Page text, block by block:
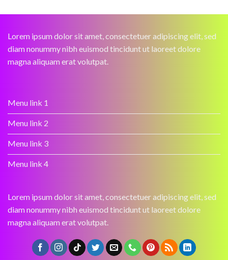
Lorem ipsum dolor sit amet, consectetuer adipiscing elit, sed
diam nonummy nibh euismod tincidunt ut laoreet dolore
magna aliquam erat volutpat.
Menu link 1
Menu link 2
Menu link 3
Menu link 4
Lorem ipsum dolor sit amet, consectetuer adipiscing elit, sed
diam nonummy nibh euismod tincidunt ut laoreet dolore
magna aliquam erat volutpat.